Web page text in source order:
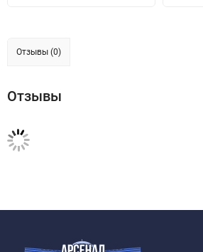
Отзывы (0)
Отзывы